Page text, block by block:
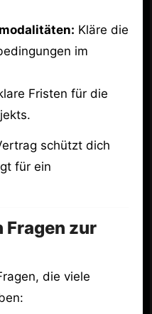
Kläre die
im
Fristen für die
schützt dich
für ein
Fragen zur
die viele